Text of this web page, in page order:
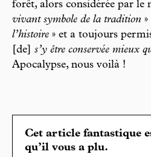
forêt, alors considérée par le
vivant symbole de la tradition
l’histoire » et a toujours
[de] s’y être conservée mieux
Apocalypse, nous voilà !
Cet article fantastique
qu’il vous a plu.